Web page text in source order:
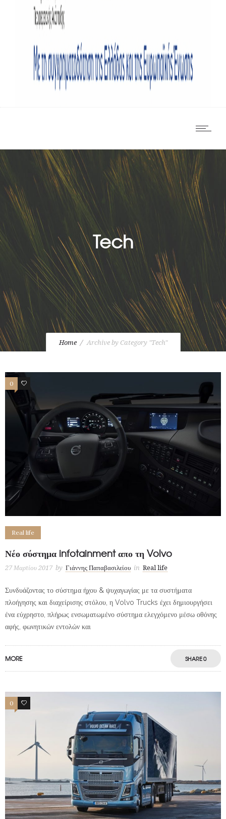
Tech
Home Archive by Category "Tech"
0 1
Real life
Νέο σύστημα infotainment απο τη Volvo
27 Μαρτίου 2017 by Γιάννης Παπαβασιλείου in Real life
Συνδυάζοντας το σύστημα ήχου & ψυχαγωγίας με τα συστήματα
πλοήγησης και διαχείρισης στόλου, η Volvo Trucks έχει δημιουργήσει
ένα εύχρηστο, πλήρως ενσωματωμένο σύστημα ελεγχόμενο μέσω οθόνης
αφής, φωνητικών εντολών και
MORE SHARE0
0 0